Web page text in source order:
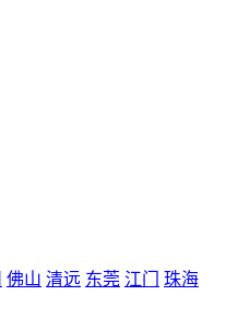
佛山 清远 东莞 江门 珠海